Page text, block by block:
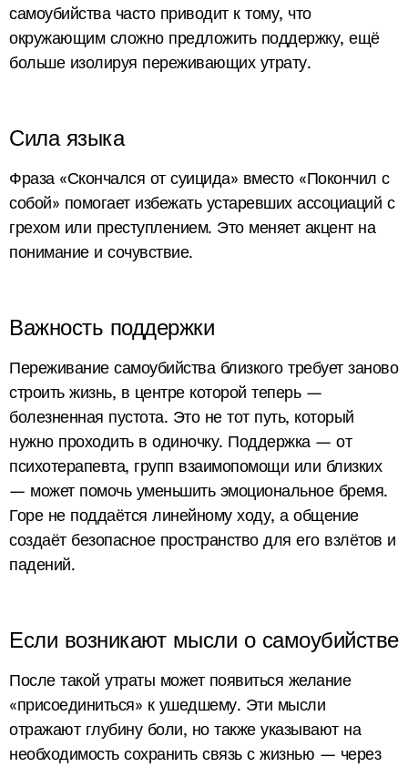
самоубийства часто приводит к тому, что
окружающим сложно предложить поддержку, ещё
больше изолируя переживающих утрату.
Сила языка
Фраза «Скончался от суицида» вместо «Покончил с
собой» помогает избежать устаревших ассоциаций с
грехом или преступлением. Это меняет акцент на
понимание и сочувствие.
Важность поддержки
Переживание самоубийства близкого требует заново
строить жизнь, в центре которой теперь —
болезненная пустота. Это не тот путь, который
нужно проходить в одиночку. Поддержка — от
психотерапевта, групп взаимопомощи или близких
— может помочь уменьшить эмоциональное бремя.
Горе не поддаётся линейному ходу, а общение
создаёт безопасное пространство для его взлётов и
падений.
Если возникают мысли о самоубийстве
После такой утраты может появиться желание
«присоединиться» к ушедшему. Эти мысли
отражают глубину боли, но также указывают на
необходимость сохранить связь с жизнью — через